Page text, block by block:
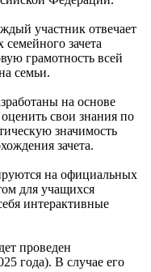
участник отвечает
зачета
грамотность всей
семьи.
на основе
свои знания по
значимость
зачета.
на официальных
для учащихся
интерактивные
проведен
года). В случае его